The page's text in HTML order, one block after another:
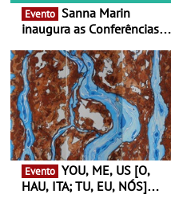
Evento
inaugura as Conferências
Antiga primeira-ministra da
Finlândia é a convidada da
primeira edição do novo
ciclo de debates dedicado
aos grandes temas do
nosso tempo
Evento
HAU, ITA; TU, EU, NÓS]